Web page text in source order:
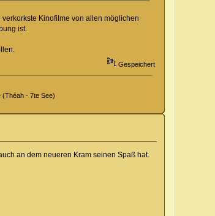
Kinofilme von allen möglichen
ist.
Gespeichert
(Théah - 7te See)
an dem neueren Kram seinen Spaß hat.